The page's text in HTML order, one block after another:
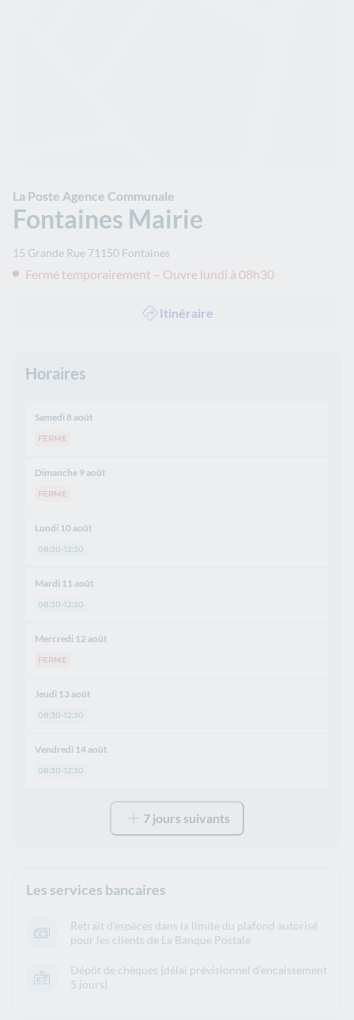
La Poste Agence Communale
Fontaines Mairie
15 Grande Rue 71150 Fontaines
Fermé temporairement – Ouvre lundi à 08h30
Itinéraire
Horaires
Samedi 8 août
FERME
Dimanche 9 août
FERME
Lundi 10 août
08:30-12:30
Mardi 11 août
08:30-12:30
Mercredi 12 août
FERME
Jeudi 13 août
08:30-12:30
Vendredi 14 août
08:30-12:30
7 jours suivants
Les services bancaires
Retrait d'espèces dans la limite du plafond autorisé
pour les clients de La Banque Postale
Dépôt de chèques (délai prévisionnel d’encaissement
5 jours)